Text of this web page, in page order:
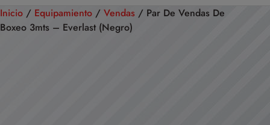
Inicio / Equipamiento / Vendas / Par De Vendas De
Boxeo 3mts – Everlast (Negro)